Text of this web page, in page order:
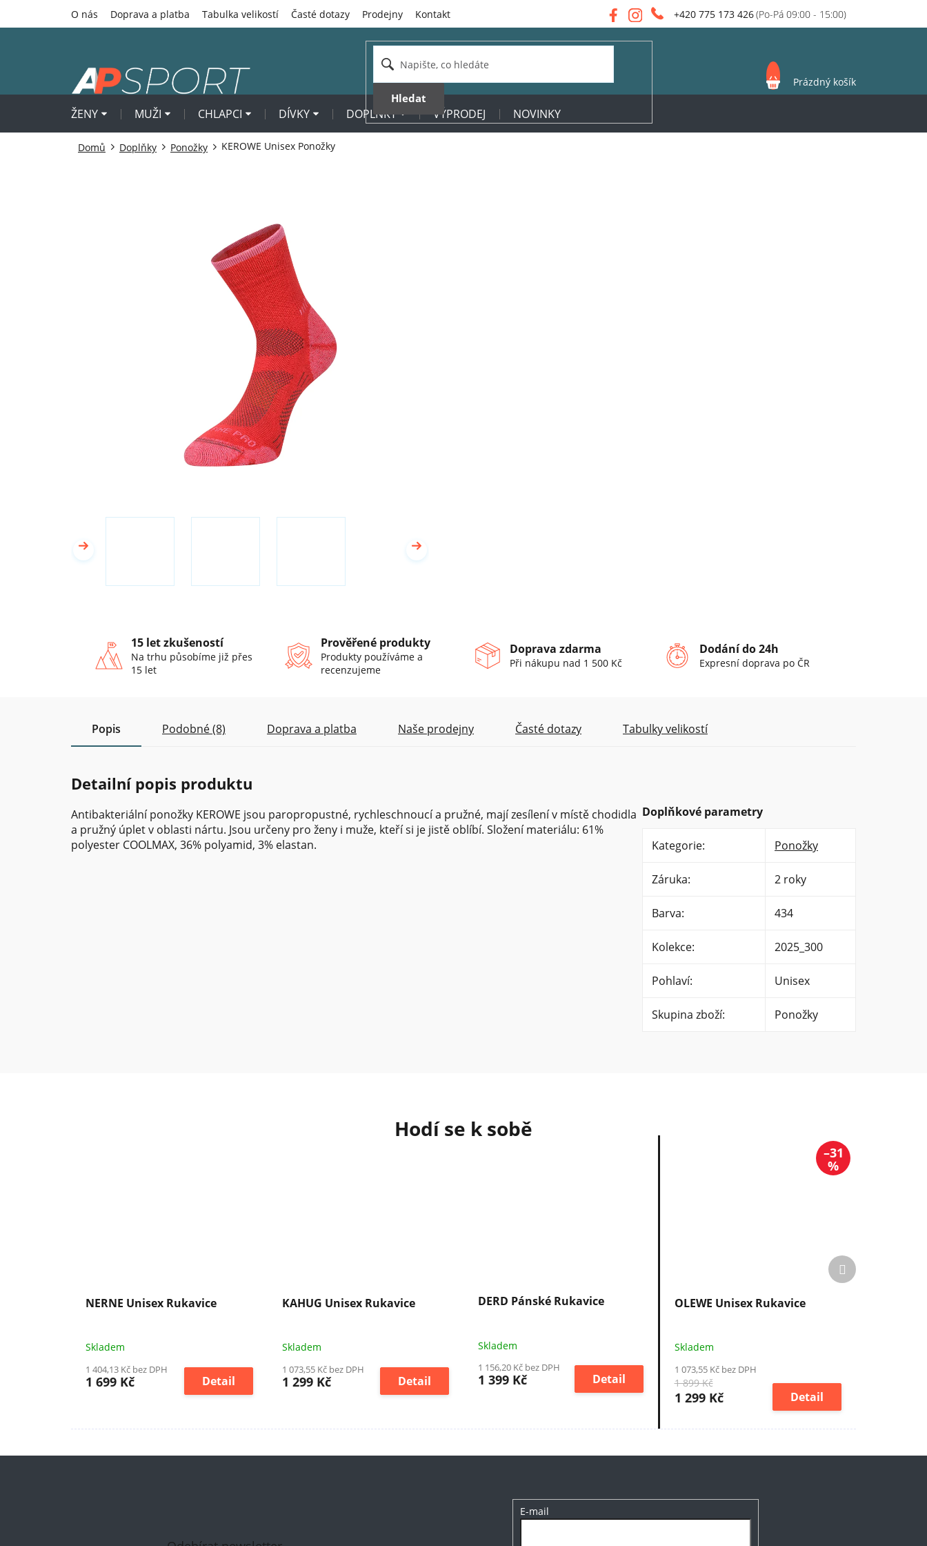
+420 775 173 426
O nás Doprava a platba Tabulka velikostí Časté dotazy Prodejny Kontakt
Hledat
NÁKUPNÍ
KOŠÍK
Prázdný košík
ŽENY MUŽI CHLAPCI DÍVKY DOPLŇKY VÝPRODEJ NOVINKY
Domů Doplňky Ponožky KEROWE Unisex Ponožky
15 let zkušeností
Na trhu působíme již přes
15 let
Prověřené produkty
Produkty používáme a
recenzujeme
Doprava zdarma
Při nákupu nad 1 500 Kč
Dodání do 24h
Expresní doprava po ČR
NERNE Unisex Rukavice
Skladem
1 404,13 Kč bez DPH
1 699 Kč Detail
KAHUG Unisex Rukavice
Skladem
1 073,55 Kč bez DPH
1 299 Kč Detail
DERD Pánské Rukavice
Skladem
1 156,20 Kč bez DPH
1 399 Kč Detail
–31
%
OLEWE Unisex Rukavice
Skladem
1 073,55 Kč bez DPH
1 899 Kč
1 299 Kč Detail
Další
produkt
Popis Podobné (8) Doprava a platba Naše prodejny Časté dotazy Tabulky velikostí
Detailní popis produktu
Antibakteriální ponožky KEROWE jsou paropropustné, rychleschnoucí a pružné, mají zesílení v místě chodidla
a pružný úplet v oblasti nártu. Jsou určeny pro ženy i muže, kteří si je jistě oblíbí. Složení materiálu: 61%
polyester COOLMAX, 36% polyamid, 3% elastan.
Doplňkové parametry
Kategorie: Ponožky
Záruka: 2 roky
Barva: 434
Kolekce: 2025_300
Pohlaví: Unisex
Skupina zboží: Ponožky
E-mail